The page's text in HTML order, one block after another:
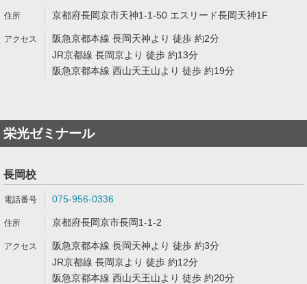
京都府長岡京市天神1-1-50 エスリード長岡天神1F
阪急京都本線 長岡天神より 徒歩 約2分
JR京都線 長岡京より 徒歩 約13分
阪急京都本線 西山天王山より 徒歩 約19分
栄光ゼミナール
長岡校
075-956-0336
京都府長岡京市長岡1-1-2
阪急京都本線 長岡天神より 徒歩 約3分
JR京都線 長岡京より 徒歩 約12分
阪急京都本線 西山天王山より 徒歩 約20分